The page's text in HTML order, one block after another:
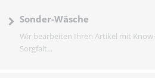
Sonder-Wäsche
Wir bearbeiten Ihren Artikel mit
Sorgfalt...